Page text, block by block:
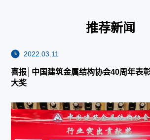
推荐新闻
2022.03.11
喜报│中国建筑金属结构协会40周年表
大奖